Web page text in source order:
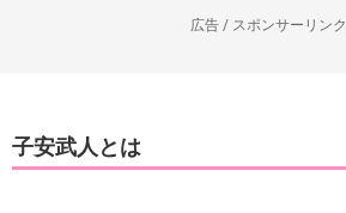
広告 / スポンサーリンク
子安武人とは